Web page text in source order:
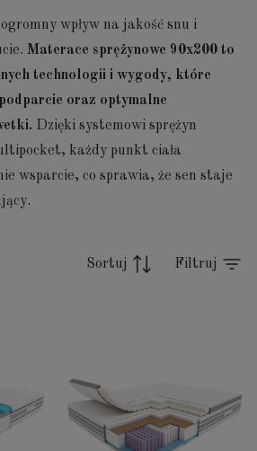
wpływ na jakość snu i
Materace sprężynowe 90x200 to
technologii i wygody, które
oraz optymalne
Dzięki systemowi sprężyn
każdy punkt ciała
wsparcie, co sprawia, że sen staje
Sortuj Filtruj